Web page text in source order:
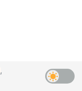
,